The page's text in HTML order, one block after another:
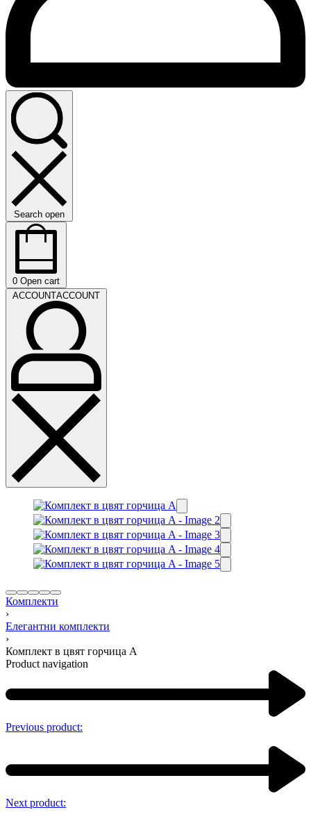
Search open
0 Open cart
ACCOUNTACCOUNT
Комплекти
›
Елегантни комплекти
›
Комплект в цвят горчица A
Product navigation
Previous product:
Next product: